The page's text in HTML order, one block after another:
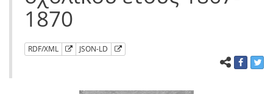
1870
RDF/XML JSON-LD